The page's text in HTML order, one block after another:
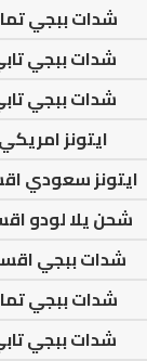
شدات ببجي
شدات ببجي
شدات ببجي
ايتونز امريكي
ايتونز سعودي
شحن يلا لودو
شدات ببجي
شدات ببجي
شدات ببجي